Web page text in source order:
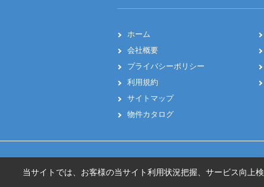
ホーム
会社概要
プライバシーポリシー
利用規約
サイトマップ
物件カタログ
当サイトでは、お客様の当サイト利用状況把握、サービス向上